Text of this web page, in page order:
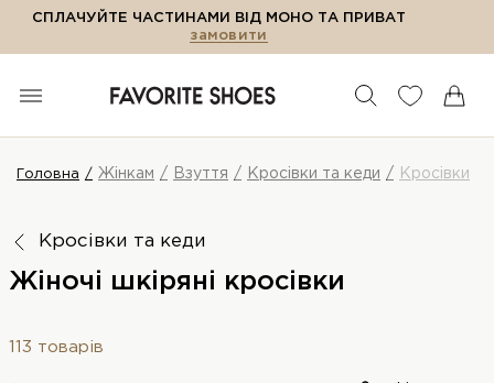
СПЛАЧУЙТЕ ЧАСТИНАМИ ВІД МОНО ТА ПРИВАТ
замовити
Головна Жінкам Взуття Кросівки та кеди Кросівки
Кросівки та кеди
Жіночі шкіряні кросівки
113 товарів